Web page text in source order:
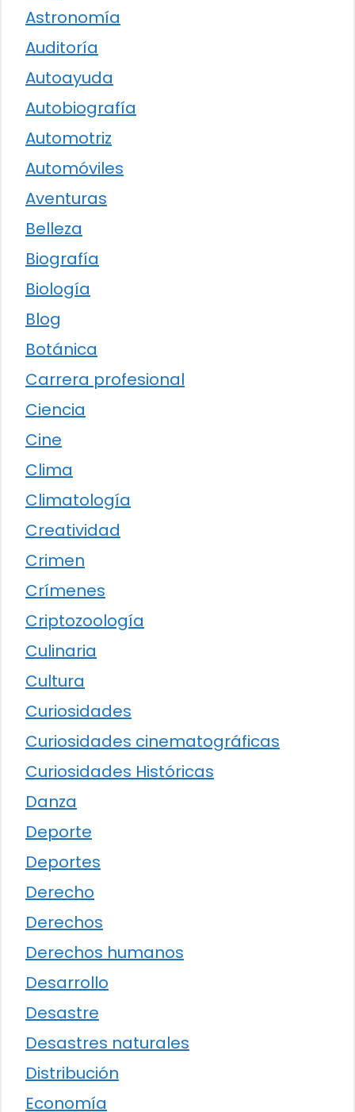
Astronomía
Auditoría
Autoayuda
Autobiografía
Automotriz
Automóviles
Aventuras
Belleza
Biografía
Biología
Blog
Botánica
Carrera profesional
Ciencia
Cine
Clima
Climatología
Creatividad
Crimen
Crímenes
Criptozoología
Culinaria
Cultura
Curiosidades
Curiosidades cinematográficas
Curiosidades Históricas
Danza
Deporte
Deportes
Derecho
Derechos
Derechos humanos
Desarrollo
Desastre
Desastres naturales
Distribución
Economía